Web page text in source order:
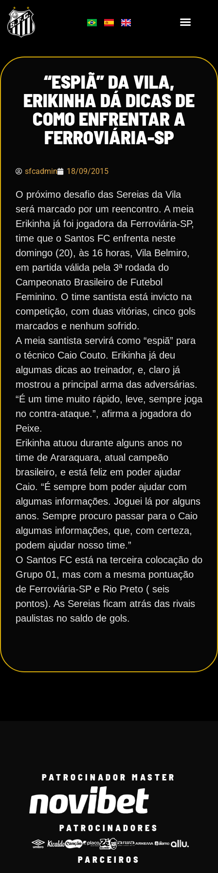
“ESPIÃ” DA VILA,
ERIKINHA DÁ DICAS DE
COMO ENFRENTAR A
FERROVIÁRIA-SP
sfcadmin 18/09/2015
O próximo desafio das Sereias da Vila
será marcado por um reencontro. A meia
Erikinha já foi jogadora da Ferroviária-SP,
time que o Santos FC enfrenta neste
domingo (20), às 16 horas, Vila Belmiro,
em partida válida pela 3ª rodada do
Campeonato Brasileiro de Futebol
Feminino. O time santista está invicto na
competição, com duas vitórias, cinco gols
marcados e nenhum sofrido.
A meia santista servirá como “espiã” para
o técnico Caio Couto. Erikinha já deu
algumas dicas ao treinador, e, claro já
mostrou a principal arma das adversárias.
“É um time muito rápido, leve, sempre joga
no contra-ataque.”, afirma a jogadora do
Peixe.
Erikinha atuou durante alguns anos no
time de Araraquara, atual campeão
brasileiro, e está feliz em poder ajudar
Caio. “É sempre bom poder ajudar com
algumas informações. Joguei lá por alguns
anos. Sempre procuro passar para o Caio
algumas informações, que, com certeza,
podem ajudar nosso time.”
O Santos FC está na terceira colocação do
Grupo 01, mas com a mesma pontuação
de Ferroviária-SP e Rio Preto ( seis
pontos). As Sereias ficam atrás das rivais
paulistas no saldo de gols.
PATROCINADOR MASTER
PATROCINADORES
PARCEIROS